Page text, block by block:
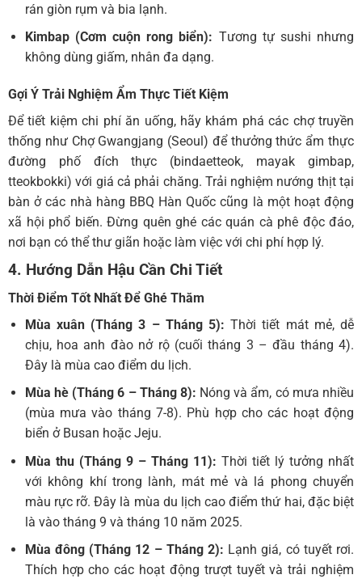
rán giòn rụm và bia lạnh.
Kimbap (Cơm cuộn rong biển): Tương tự sushi nhưng
không dùng giấm, nhân đa dạng.
Gợi Ý Trải Nghiệm Ẩm Thực Tiết Kiệm
Để tiết kiệm chi phí ăn uống, hãy khám phá các chợ truyền
thống như Chợ Gwangjang (Seoul) để thưởng thức ẩm thực
đường phố đích thực (bindaetteok, mayak gimbap,
tteokbokki) với giá cả phải chăng. Trải nghiệm nướng thịt tại
bàn ở các nhà hàng BBQ Hàn Quốc cũng là một hoạt động
xã hội phổ biến. Đừng quên ghé các quán cà phê độc đáo,
nơi bạn có thể thư giãn hoặc làm việc với chi phí hợp lý.
4. Hướng Dẫn Hậu Cần Chi Tiết
Thời Điểm Tốt Nhất Để Ghé Thăm
Mùa xuân (Tháng 3 – Tháng 5): Thời tiết mát mẻ, dễ
chịu, hoa anh đào nở rộ (cuối tháng 3 – đầu tháng 4).
Đây là mùa cao điểm du lịch.
Mùa hè (Tháng 6 – Tháng 8): Nóng và ẩm, có mưa nhiều
(mùa mưa vào tháng 7-8). Phù hợp cho các hoạt động
biển ở Busan hoặc Jeju.
Mùa thu (Tháng 9 – Tháng 11): Thời tiết lý tưởng nhất
với không khí trong lành, mát mẻ và lá phong chuyển
màu rực rỡ. Đây là mùa du lịch cao điểm thứ hai, đặc biệt
là vào tháng 9 và tháng 10 năm 2025.
Mùa đông (Tháng 12 – Tháng 2): Lạnh giá, có tuyết rơi.
Thích hợp cho các hoạt động trượt tuyết và trải nghiệm